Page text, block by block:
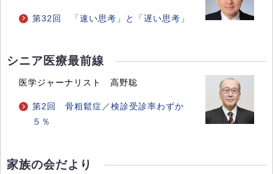
第32回 「速い思考」と「遅い思考」
シニア医療最前線
医学ジャーナリスト 高野聡
第2回 骨粗鬆症／検診受診率わずか
５％
家族の会だより